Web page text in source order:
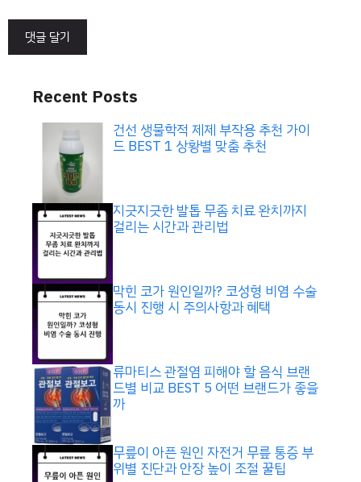
Recent Posts
건선 생물학적 제제 부작용 추천 가이
드 BEST 1 상황별 맞춤 추천
지긋지긋한 발톱 무좀 치료 완치까지
걸리는 시간과 관리법
막힌 코가 원인일까? 코성형 비염 수술
동시 진행 시 주의사항과 혜택
류마티스 관절염 피해야 할 음식 브랜
드별 비교 BEST 5 어떤 브랜드가 좋을
까
무릎이 아픈 원인 자전거 무릎 통증 부
위별 진단과 안장 높이 조절 꿀팁